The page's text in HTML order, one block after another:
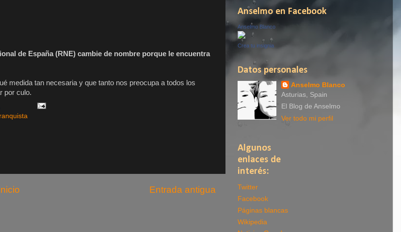
de España (RNE) cambie de nombre porque le encuentra
medida tan necesaria y que tanto nos preocupa a todos los
por culo.
Entrada antigua
Anselmo en Facebook
Anselmo Blanco
Crea tu insignia
Datos personales
Anselmo Blanco
Asturias, Spain
El Blog de Anselmo
Ver todo mi perfil
Algunos
enlaces de
interés:
Twitter
Facebook
Páginas blancas
Wikipedia